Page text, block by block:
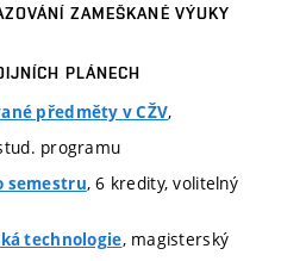
ZAMEŠKANÉ VÝUKY
PLÁNECH
předměty v CŽV,
programu
semestru, 6 kredity, volitelný
technologie, magisterský